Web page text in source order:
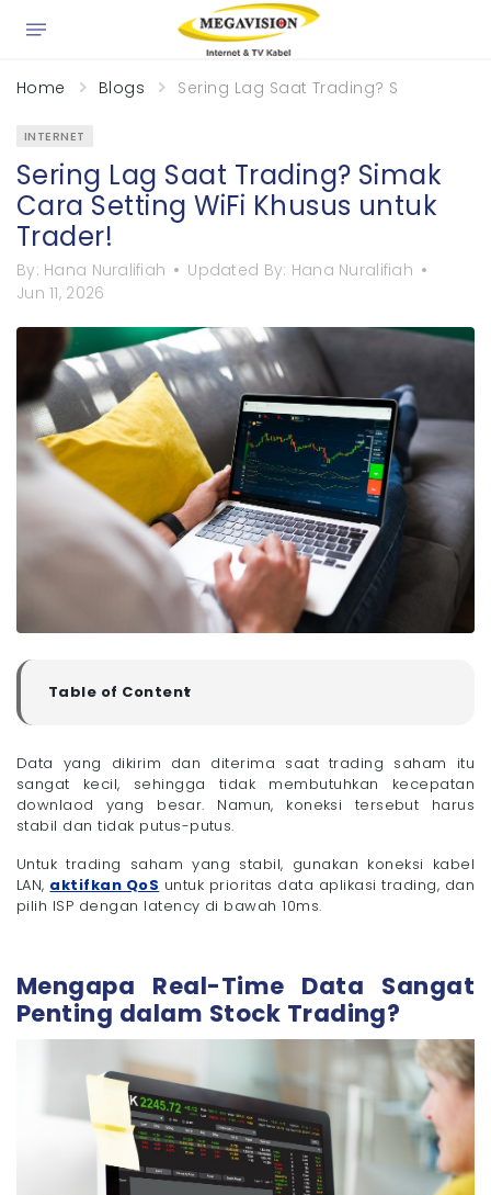
Home Blogs Sering Lag Saat Trading? Simak
INTERNET
Sering Lag Saat Trading? Simak
Cara Setting WiFi Khusus untuk
Trader!
By: Hana Nuralifiah Updated By: Hana Nuralifiah
Jun 11, 2026
Table of Content
▼
- 1. Akurasi Harga Eksekusi (Mencegah Slippage)
- 2. Respons Terhadap Informasi dan Berita
- 3. Keakuratan Indikator Analisis Teknikal
yang Tepat
Apa Itu Latency dan Slippage dalam Trading
Saham?
- 1. Ganti Password Admin Router
- 2. Aktifkan Enkripsi WPA2 atau WPA3
- 3. Matikan Fitur WPS (Wi-Fi Protected Setup)
- 4. Buat Jaringan Khusus (Guest Network)
- 5. Jangan Gunakan WiFi Publik
Dukung Aktivitas Trading Saham dari Rumah
dengan WiFi Megavision!
Data yang dikirim dan diterima saat trading saham itu
sangat kecil, sehingga tidak membutuhkan kecepatan
downlaod yang besar. Namun, koneksi tersebut harus
stabil dan tidak putus-putus.
Untuk trading saham yang stabil, gunakan koneksi kabel
LAN, aktifkan QoS untuk prioritas data aplikasi trading, dan
pilih ISP dengan latency di bawah 10ms.
Mengapa Real-Time Data Sangat
Penting dalam Stock Trading?